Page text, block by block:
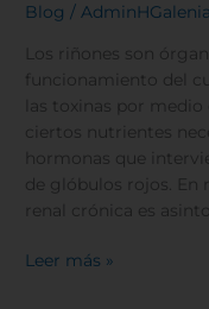
Blog / AdminHGalenia
Los riñones son
funcionamiento del
las toxinas por
ciertos nutrientes
hormonas que
de glóbulos rojos. En
renal crónica es
Leer más »